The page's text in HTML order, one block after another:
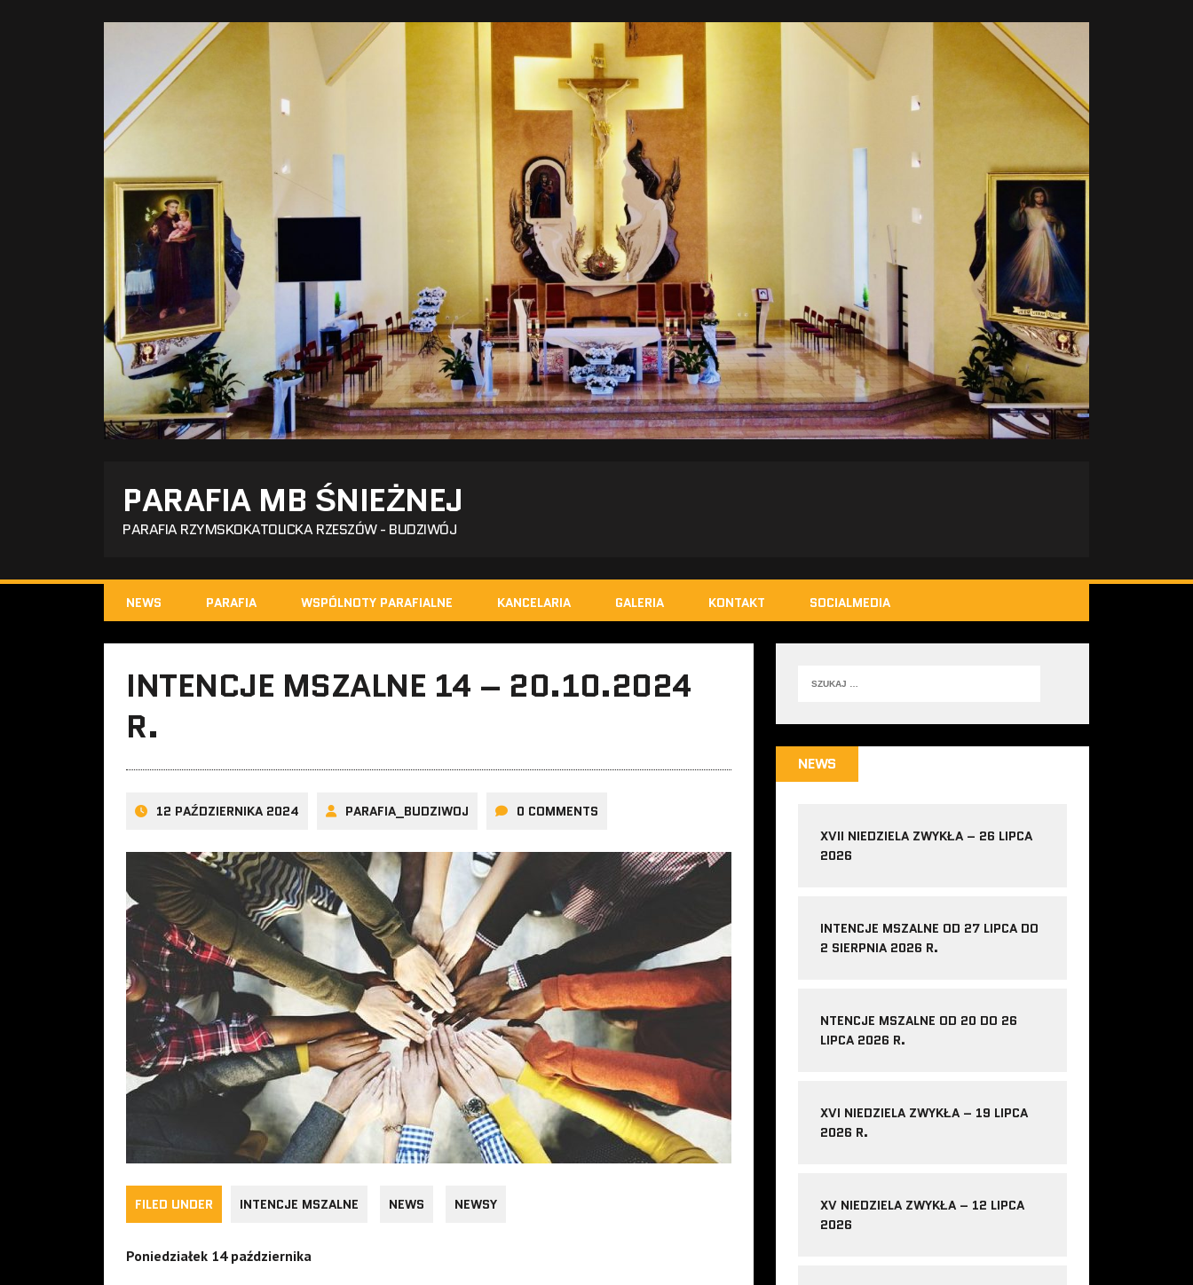
PARAFIA MB ŚNIEŻNEJ
PARAFIA RZYMSKOKATOLICKA RZESZÓW - BUDZIWÓJ
NEWS PARAFIA WSPÓLNOTY PARAFIALNE KANCELARIA GALERIA KONTAKT SOCIALMEDIA
INTENCJE MSZALNE 14 – 20.10.2024
R.
12 PAŹDZIERNIKA 2024 PARAFIA_BUDZIWOJ 0 COMMENTS
FILED UNDER INTENCJE MSZALNE NEWS NEWSY
Poniedziałek 14 października
NEWS
XVII NIEDZIELA ZWYKŁA – 26 LIPCA
2026
INTENCJE MSZALNE OD 27 LIPCA DO
2 SIERPNIA 2026 R.
NTENCJE MSZALNE OD 20 DO 26
LIPCA 2026 R.
XVI NIEDZIELA ZWYKŁA – 19 LIPCA
2026 R.
XV NIEDZIELA ZWYKŁA – 12 LIPCA
2026